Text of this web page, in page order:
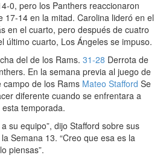
0, pero los Panthers reaccionaron
17-14 en la mitad. Carolina lideró en el
en el cuarto, pero después de cuatro
último cuarto, Los Ángeles se impuso.
del de los Rams. 31-28 Derrota de
En la semana previa al juego de
de los Rams Mateo Stafford Se
diferente cuando se enfrentara a
temporada.
su equipo”, dijo Stafford sobre sus
Semana 13. “Creo que esa es la
piensas”.